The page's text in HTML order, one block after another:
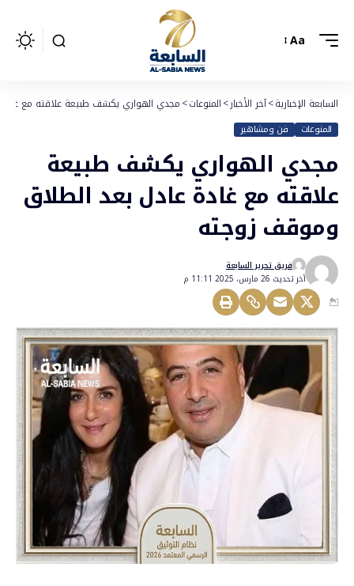
Aa
السابعة الإخبارية>آخر الأخبار>المنوعات>مجدي الهواري يكشف طبيعة علاقته مع
المنوعات فن ومشاهير
مجدي الهواري يكشف طبيعة
علاقته مع غادة عادل بعد الطلاق
وموقف زوجته
أخر تحديث 26 مارس، 2025 11:11 م
فريق تحرير السابعة